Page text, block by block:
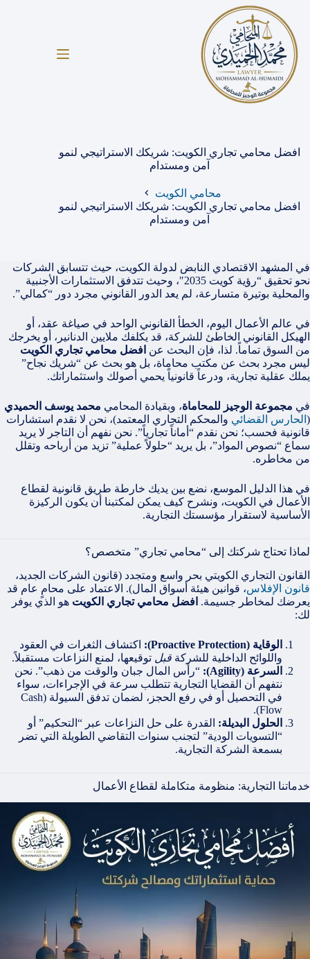
المحتوى
افضل محامي تجاري الكويت: شريكك الاستراتيجي لنمو
آمن ومستدام
محامي الكويت
افضل محامي تجاري الكويت: شريكك الاستراتيجي لنمو
آمن ومستدام
في المشهد الاقتصادي النابض لدولة الكويت، حيث تتسابق الشركات
نحو تحقيق “رؤية كويت 2035″، وحيث تتدفق الاستثمارات الأجنبية
والمحلية بوتيرة متسارعة، لم يعد الدور القانوني مجرد دور “كمالي”.
في عالم الأعمال اليوم، الخطأ القانوني الواحد في صياغة عقد، أو
الهيكل القانوني الخاطئ للشركة، قد يكلفك ملايين الدنانير، أو يخرجك
من السوق تماماً. لذا، فإن البحث عن افضل محامي تجاري الكويت
ليس مجرد بحث عن مكتب محاماة، بل هو بحث عن “شريك نجاح”
يملك عقلية تجارية، ودرعاً قانونياً يحمي أصولك واستثماراتك.
في مجموعة الوجيز للمحاماة، وبقيادة المحامي محمد يوسف الحميدي
( الحارس القضائي والمحكم التجاري المعتمد)، نحن لا نقدم استشارات
قانونية فحسب؛ نحن نقدم “أماناً تجارياً”. نحن نفهم أن التاجر لا يريد
سماع “نصوص المواد”، بل يريد “حلولاً عملية” تزيد من أرباحه وتقلل
من مخاطره.
في هذا الدليل الموسع، نضع بين يديك خارطة طريق قانونية لقطاع
الأعمال في الكويت، ونشرح كيف يمكن لمكتبنا أن يكون الركيزة
الأساسية لاستقرار مؤسستك التجارية.
لماذا تحتاج شركتك إلى “محامي تجاري” متخصص؟
القانون التجاري الكويتي بحر واسع ومتجدد (قانون الشركات الجديد،
قانون الإفلاس، قوانين هيئة أسواق المال). الاعتماد على محامٍ عام قد
يعرضك لمخاطر جسيمة. افضل محامي تجاري الكويت هو الذي يوفر
لك:
الوقاية (Proactive Protection):
اكتشاف الثغرات في العقود
واللوائح الداخلية للشركة قبل توقيعها، لمنع النزاعات مستقبلاً.
السرعة (Agility):
“رأس المال جبان والوقت من ذهب”. نحن
نتفهم أن القضايا التجارية تتطلب سرعة في الإجراءات، سواء
في التحصيل أو في رفع الحجز، لضمان تدفق السيولة (Cash
Flow).
الحلول البديلة: القدرة على حل النزاعات عبر “التحكيم” أو
“التسويات الودية” لتجنب سنوات التقاضي الطويلة التي تضر
بسمعة الشركة التجارية.
خدماتنا التجارية: منظومة متكاملة لقطاع الأعمال